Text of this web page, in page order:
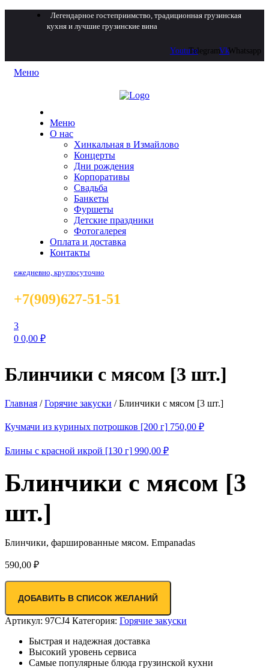
Легендарное гостеприимство, традиционная грузинская
кухня и лучшие грузинские вина
YoutubeTelegramVkWhatsapp
Меню
Меню
О нас
Хинкальная в Измайлово
Концерты
Дни рождения
Корпоративы
Свадьба
Банкеты
Фуршеты
Детские праздники
Фотогалерея
Оплата и доставка
Контакты
ежедневно, круглосуточно
+7(909)627-51-51
3
0 0,00 ₽
Блинчики с мясом [3 шт.]
Главная /Горячие закуски /Блинчики с мясом [3 шт.]
Кучмачи из куриных потрошков [200 г] 750,00 ₽
Блины с красной икрой [130 г] 990,00 ₽
Блинчики с мясом [3
шт.]
Блинчики, фаршированные мясом. Empanadas
590,00 ₽
ДОБАВИТЬ В СПИСОК ЖЕЛАНИЙ
Артикул: 97CJ4 Категория: Горячие закуски
Быстрая и надежная доставка
Высокий уровень сервиса
Самые популярные блюда грузинской кухни